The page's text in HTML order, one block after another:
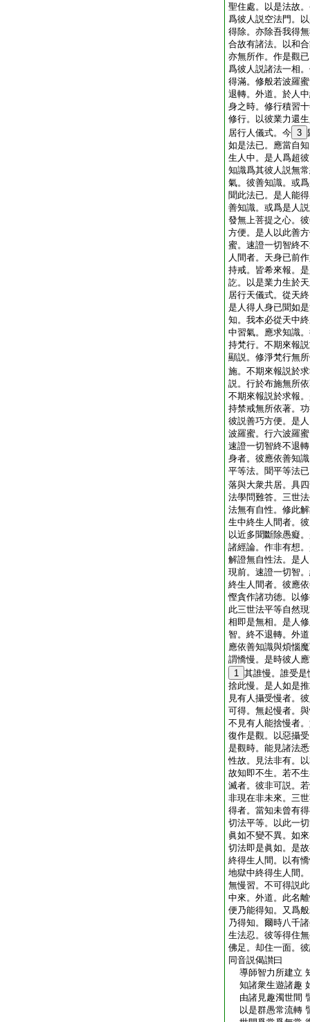
聖住處。以是法故
爲彼人説空法門。
得除。亦除吾我得
合故有諸法。以和
亦無所作。作是觀
爲彼人説諸法一相
得滿。修般若波羅
退轉。外道。於人
身之時。修行積習
修行。以彼業力還
居行人儀式。今 3
如是法已。應當自
生人中。是人爲超
知識爲其彼人説無
氣。彼善知識。或
聞此法已。是人能
善知識。或爲是人
發無上菩提之心。
方便。是人以此善
蜜。速證一切智終
人間者。天身已前
持戒。皆希來報。
訖。以是業力生於
居行天儀式。從天
是人得人身已聞如
知。我本必從天中
中習氣。應求知識
持梵行。不期來報
顯説。修淨梵行無
施。不期來報説於
説。行於布施無所
不期來報説於求報
持禁戒無所依著。
彼説善巧方便。是
波羅蜜。行六波羅
速證一切智終不退
身者。彼應依善知
平等法。聞平等法
落與大衆共居。具
法學問難答。三世
法無有自性。修此
生中終生人間者。
以近多聞斷除愚癡
諸經論。作非有想
解證無自性法。是
現前。速證一切智
終生人間者。彼應
慳貪作諸功徳。以
此三世法平等自然
相即是無相。是人
智。終不退轉。外
應依善知識與煩惱
謂憍慢。是時彼人
1 其誰慢。誰受
捨此慢。是人如是
見有人攝受慢者。
可得。無起慢者。
不見有人能捨慢者
復作是觀。以惡攝
是觀時。能見諸法
性故。見法非有。
故知即不生。若不
滅者。彼非可説。
非現在非未來。三
得者。當知未曾有
切法平等。以此一
眞如不變不異。如
切法即是眞如。是
終得生人間。以有
地獄中終得生人間
無慢習。不可得説
中來。外道。此名
便乃能得知。又爲
乃得知。爾時八千
生法忍。彼等得住
佛足。却住一面。
同音説偈讃曰
導師智力所建立
知諸衆生遊諸趣
由諸見趣濁世間
以是群愚常流轉